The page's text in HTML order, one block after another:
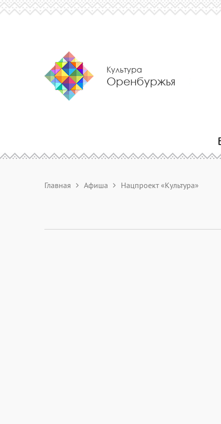
Культура
Оренбуржья
Главная Афиша Нацпроект «Культура»